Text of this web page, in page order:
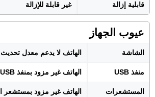
قابلية إزالة غير قابلة للإزالة
عيوب الجهاز
الشاشة الهاتف لا يدعم معدل تحديث
منفذ USB الهاتف غير مزود بمنفذ USB من نوع Type-C
المستشعرات الهاتف غير مزود